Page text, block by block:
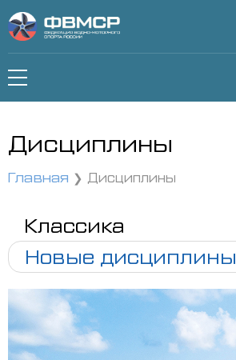
Дисциплины
Главная Дисциплины
Классика
Новые дисциплины